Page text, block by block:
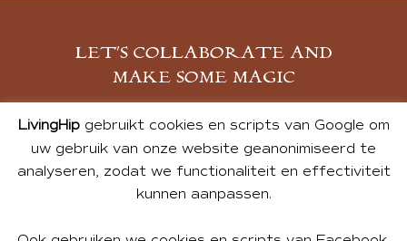
LET’S COLLABORATE AND
MAKE SOME MAGIC
MELD JE AAN
LivingHipgebruikt cookies en scripts van Google om
uw gebruik van onze website geanonimiseerd te
analyseren, zodat we functionaliteit en effectiviteit
kunnen aanpassen.